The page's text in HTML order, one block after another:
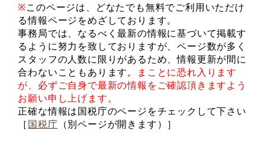
※このページは、どなたでも無料でご利用いただけ
る情報ページをめざしております。
事務局では、なるべく最新の情報に基づいて掲載す
るように努力を致しておりますが、ページ数が多く
スタッフの人数に限りがあるため、情報更新が間に
合わないこともあります。
まことに恐れ入ります
が、必ずご自身で最新の情報をご確認頂きますよう
お願い申し上げます。
正確な情報は国税庁のページをチェックして下さい
［国税庁 （別ページが開きます）］